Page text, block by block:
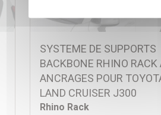
SYSTEME DE SUPPORTS
BACKBONE RHINO RACK
ANCRAGES POUR
LAND CRUISER J300
Rhino Rack